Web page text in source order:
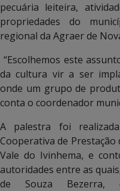
pecuária leiteira,
propriedades do
regional da Agraer de
“Escolhemos este
da cultura vir a ser
onde um grupo de
conta o coordenador
A palestra foi
Cooperativa de Prestação
Vale do Ivinhema, e
autoridades entre as
de Souza Bezerra,